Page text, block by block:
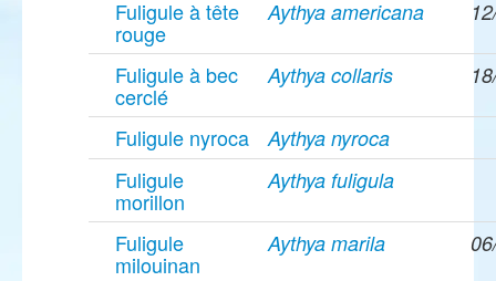
Fuligule à tête
rouge
Aythya americana
Fuligule à bec
cerclé
Aythya collaris
Fuligule nyroca Aythya nyroca
Fuligule
morillon
Aythya fuligula
Fuligule
milouinan
Aythya marila